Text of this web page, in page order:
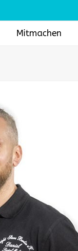
Mitmachen